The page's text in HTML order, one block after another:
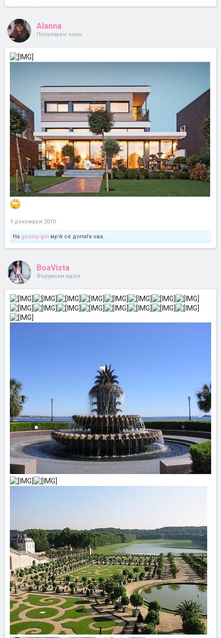
Alanna
Популарен член
9 декември 2010
На gossip-girl му/ѝ се допаѓа ова.
BoaVista
Форумски идол